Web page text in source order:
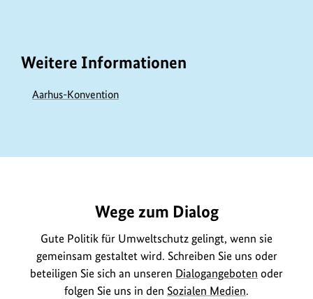
Weitere Informationen
Aarhus-Konvention
Wege zum Dialog
Gute Politik für Umweltschutz gelingt, wenn sie
gemeinsam gestaltet wird. Schreiben Sie uns oder
beteiligen Sie sich an unseren Dialogangeboten oder
folgen Sie uns in den Sozialen Medien.